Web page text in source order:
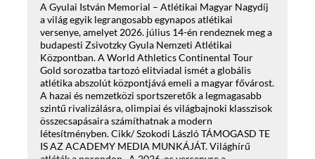
A Gyulai István Memorial – Atlétikai Magyar Nagydíj
a világ egyik legrangosabb egynapos atlétikai
versenye, amelyet 2026. július 14-én rendeznek meg a
budapesti Zsivotzky Gyula Nemzeti Atlétikai
Központban. A World Athletics Continental Tour
Gold sorozatba tartozó elitviadal ismét a globális
atlétika abszolút központjává emeli a magyar fővárost.
A hazai és nemzetközi sportszeretők a legmagasabb
szintű rivalizálásra, olimpiai és világbajnoki klasszisok
összecsapásaira számíthatnak a modern
létesítményben. Cikk/ Szokodi László TÁMOGASD TE
IS AZ ACADEMY MEDIA MUNKÁJÁT. Világhírű